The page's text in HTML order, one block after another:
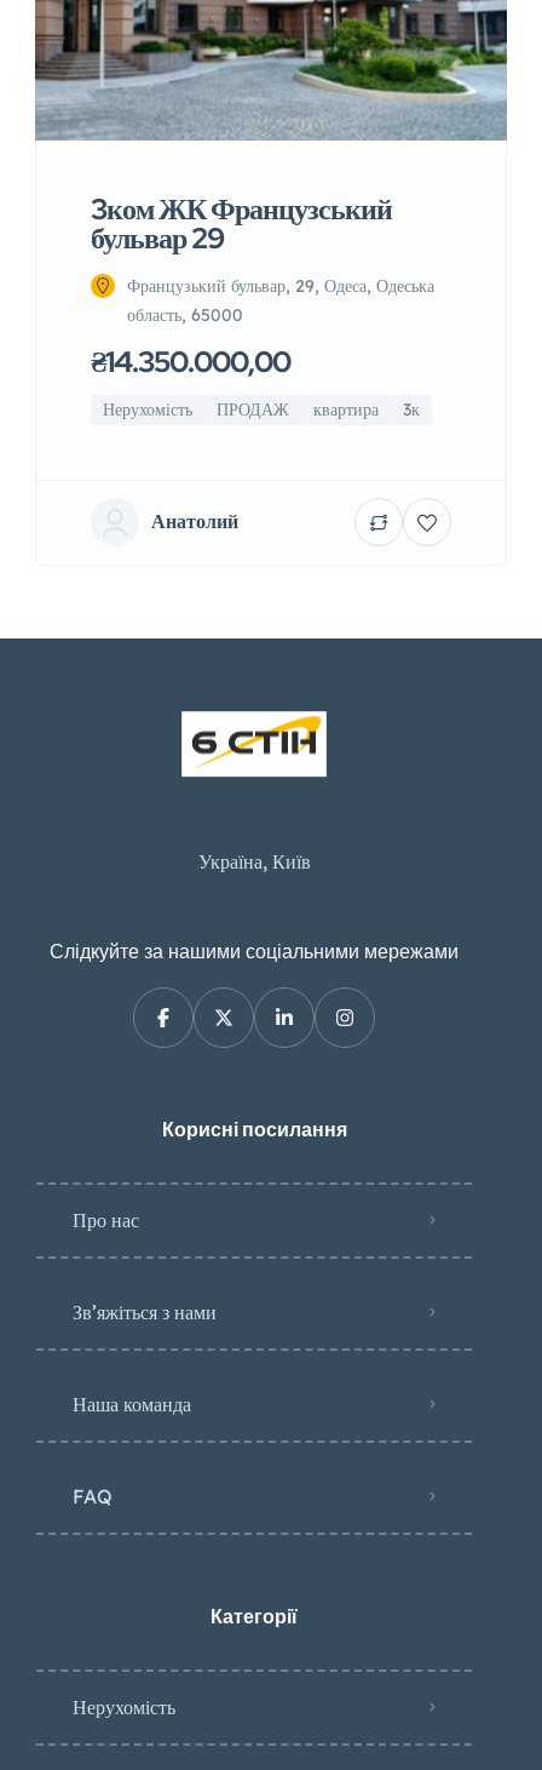
3ком ЖК Французський
бульвар 29
Французький бульвар, 29, Одеса, Одеська
область, 65000
₴14.350.000,00
Нерухомість ПРОДАЖ квартира 3к
Анатолий
Україна, Київ
Слідкуйте за нашими соціальними мережами
Корисні посилання
Про нас
Зв’яжіться з нами
Наша команда
FAQ
Категорії
Нерухомість